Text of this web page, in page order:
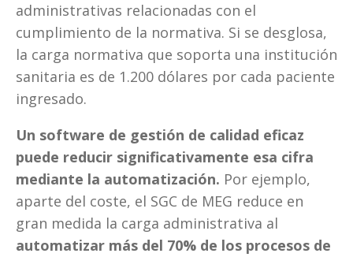
administrativas relacionadas con el
cumplimiento de la normativa. Si se desglosa,
la carga normativa que soporta una institución
sanitaria es de 1.200 dólares por cada paciente
ingresado.
Un software de gestión de calidad eficaz
puede reducir significativamente esa cifra
mediante la automatización. Por ejemplo,
aparte del coste, el SGC de MEG reduce en
automatizar más del 70% de los procesos de